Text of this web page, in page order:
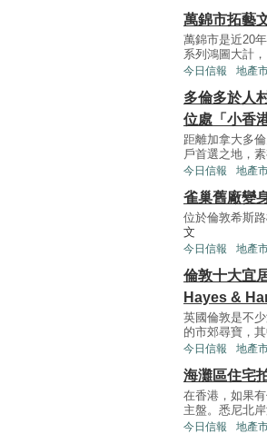
萬錦市拓藝
萬錦市是近20
系列鴻圖大計
今日信報 地產
多倫多於人
位處「小香
距離加拿大多
戶首選之地，
今日信報 地產
雀巢舊廠變
位於倫敦希斯
文
今日信報 地產
倫敦十大宜
Hayes &
英國倫敦是不
的市郊尋寶，
今日信報 地產
海灘區住宅
在香港，如果
主盤。悉尼北
今日信報 地產